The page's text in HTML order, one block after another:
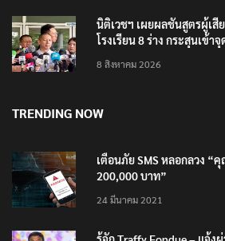
8 สิงหาคม 2026
นิติเวชฯ เผยผลชันสูตรผู้เสี
เตือนภัย SMS หลอกลวง “คุ
24 มีนาคม 2021